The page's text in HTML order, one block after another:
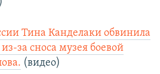
Тина Канделаки обвинила
за сноса музея боевой
(видео)